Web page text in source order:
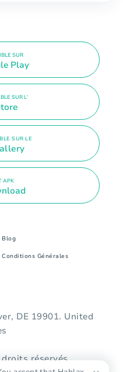
SUR
Play
SUR L'
SUR LE
APK
Blog
Conditions Générales
DE 19901. United
réservés.